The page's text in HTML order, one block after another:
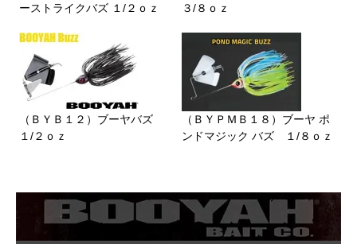
ーストライクバズ １/２ｏｚ
３/８ｏｚ
（ＢＹＢ１２）ブーヤバズ
１/２ｏｚ
（ＢＹＰＭＢ１８）ブーヤ ポ
ンドマジック バズ １/８ｏｚ